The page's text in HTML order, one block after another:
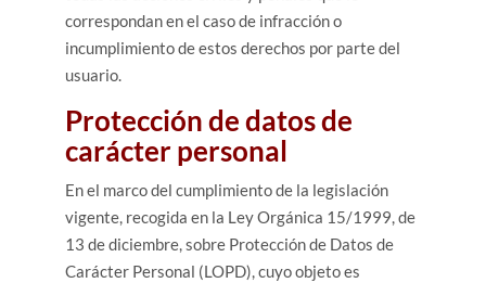
correspondan en el caso de infracción o
incumplimiento de estos derechos por parte del
usuario.
Protección de datos de
carácter personal
En el marco del cumplimiento de la legislación
vigente, recogida en la Ley Orgánica 15/1999, de
13 de diciembre, sobre Protección de Datos de
Carácter Personal (LOPD), cuyo objeto es